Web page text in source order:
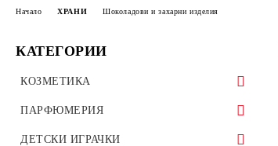
КАТЕГОРИИ
КОЗМЕТИКА
КОЗМЕТИКА ЗА ЖЕНИ
КОЗМЕТИКА ЗА БРЕМЕННИ
КОЗМЕТИКА ЗА МЪЖЕ
ПАРФЮМЕРИЯ
МАРКОВИ ПАРФЮМИ
ДЕТСКИ ИГРАЧКИ
Начало ХРАНИ Шоколадови и захарни изделия